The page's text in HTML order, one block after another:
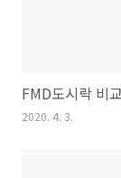
FMD도시락 비
2020. 4. 3.